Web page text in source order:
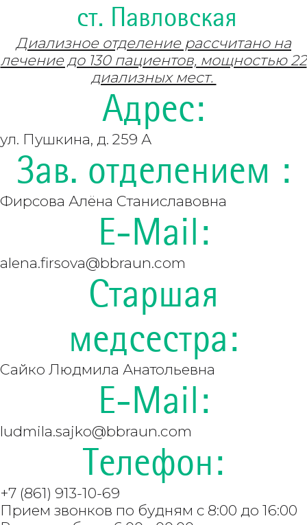
ст. Павловская
Диализное отделение рассчитано на
лечение до 130 пациентов, мощностью 22
диализных мест.
Адрес:
ул. Пушкина, д. 259 А
Зав. отделением :
Фирсова Алёна Станиславовна
E-Mail:
alena.firsova@bbraun.com
Старшая
медсестра:
Сайко Людмила Анатольевна
E-Mail:
ludmila.sajko@bbraun.com
Телефон:
+7 (861) 913-10-69
Прием звонков по будням с 8:00 до 16:00